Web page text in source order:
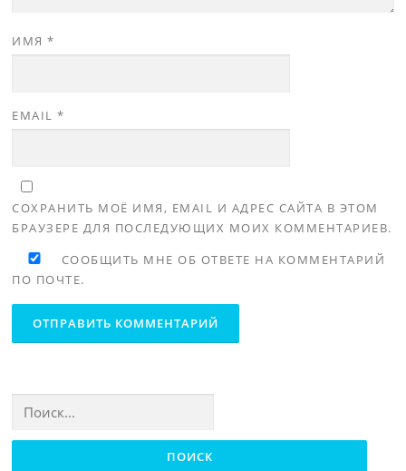
ИМЯ*
EMAIL*
СОХРАНИТЬ МОЁ ИМЯ, EMAIL И АДРЕС САЙТА В ЭТОМ
БРАУЗЕРЕ ДЛЯ ПОСЛЕДУЮЩИХ МОИХ КОММЕНТАРИЕВ.
СООБЩИТЬ МНЕ ОБ ОТВЕТЕ НА КОММЕНТАРИЙ
ПО ПОЧТЕ.